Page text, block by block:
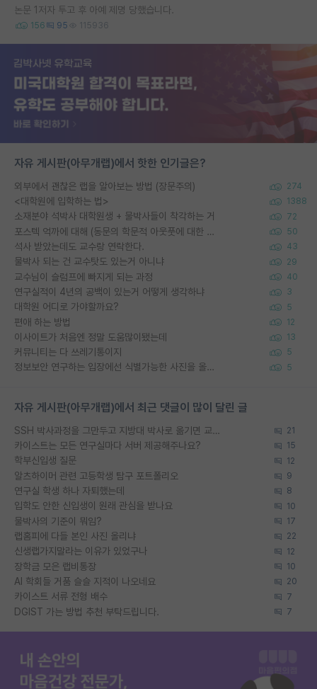
논문 1저자 투고 후 아예 제명 당했습니다.
156 95 115936
자유 게시판(아무개랩)에서 핫한 인기글은?
외부에서 괜찮은 랩을 알아보는 방법 (장문주의) 274
<대학원에 입학하는 법> 1388
소재분야 석박사 대학원생 + 물박사들이 착각하는 거 72
포스텍 억까에 대해 (동문의 학문적 아웃풋에 대한 반박) 50
석사 받았는데도 교수랑 연락한다. 43
물박사 되는 건 교수탓도 있는거 아니냐 29
교수님이 슬럼프에 빠지게 되는 과정 40
연구실적이 4년의 공백이 있는거 어떻게 생각하냐 3
대학원 어디로 가야할까요? 5
편애 하는 방법 12
이사이트가 처음엔 정말 도움많이됐는데 13
커뮤니티는 다 쓰레기통이지 5
정보보안 연구하는 입장에선 식별가능한 사진을 올리는건 비추이긴함 5
자유 게시판(아무개랩)에서 최근 댓글이 많이 달린 글
SSH 박사과정을 그만두고 지방대 박사로 옮기면 교수의 꿈은 끝일까요? 21
카이스트는 모든 연구실마다 서버 제공해주나요? 15
학부신입생 질문 12
알츠하이머 관련 고등학생 탐구 포트폴리오 9
연구실 학생 하나 자퇴했는데 8
입학도 안한 신입생이 원래 관심을 받나요 10
물박사의 기준이 뭐임? 17
랩홈피에 다들 본인 사진 올리냐 22
신생랩가지말라는 이유가 있었구나 12
장학금 모은 랩비통장 10
AI 학회들 거품 슬슬 지적이 나오네요 20
카이스트 서류 전형 배수 7
DGIST 가는 방법 추천 부탁드립니다. 7